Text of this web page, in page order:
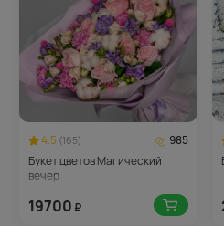
4.5 (165)
985
Букет цветов Магический
вечер
19700 ₽